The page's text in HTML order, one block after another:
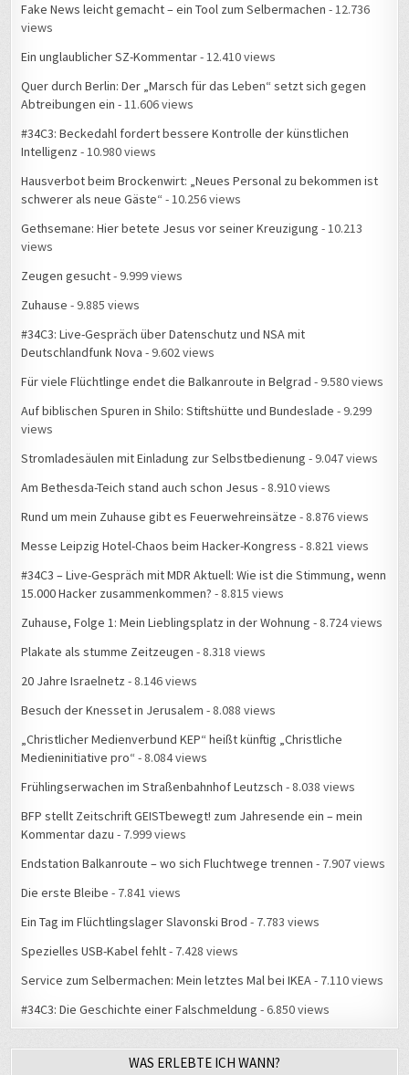
Fake News leicht gemacht – ein Tool zum Selbermachen - 12.736
views
Ein unglaublicher SZ-Kommentar- 12.410 views
Quer durch Berlin: Der „Marsch für das Leben“ setzt sich gegen
Abtreibungen ein - 11.606 views
#34C3: Beckedahl fordert bessere Kontrolle der künstlichen
Intelligenz - 10.980 views
Hausverbot beim Brockenwirt: „Neues Personal zu bekommen ist
schwerer als neue Gäste“ - 10.256 views
Gethsemane: Hier betete Jesus vor seiner Kreuzigung - 10.213
views
Zeugen gesucht- 9.999 views
Zuhause - 9.885 views
#34C3: Live-Gespräch über Datenschutz und NSA mit
Deutschlandfunk Nova - 9.602 views
Für viele Flüchtlinge endet die Balkanroute in Belgrad - 9.580 views
Auf biblischen Spuren in Shilo: Stiftshütte und Bundeslade - 9.299
views
Stromladesäulen mit Einladung zur Selbstbedienung - 9.047 views
Am Bethesda-Teich stand auch schon Jesus - 8.910 views
Rund um mein Zuhause gibt es Feuerwehreinsätze - 8.876 views
Messe Leipzig Hotel-Chaos beim Hacker-Kongress - 8.821 views
#34C3 – Live-Gespräch mit MDR Aktuell: Wie ist die Stimmung, wenn
15.000 Hacker zusammenkommen? - 8.815 views
Zuhause, Folge 1: Mein Lieblingsplatz in der Wohnung - 8.724 views
Plakate als stumme Zeitzeugen - 8.318 views
20 Jahre Israelnetz - 8.146 views
Besuch der Knesset in Jerusalem - 8.088 views
„Christlicher Medienverbund KEP“ heißt künftig „Christliche
Medieninitiative pro“ - 8.084 views
Frühlingserwachen im Straßenbahnhof Leutzsch - 8.038 views
BFP stellt Zeitschrift GEISTbewegt! zum Jahresende ein – mein
Kommentar dazu - 7.999 views
Endstation Balkanroute – wo sich Fluchtwege trennen - 7.907 views
Die erste Bleibe - 7.841 views
Ein Tag im Flüchtlingslager Slavonski Brod - 7.783 views
Spezielles USB-Kabel fehlt- 7.428 views
Service zum Selbermachen: Mein letztes Mal bei IKEA- 7.110 views
#34C3: Die Geschichte einer Falschmeldung - 6.850 views
WAS ERLEBTE ICH WANN?